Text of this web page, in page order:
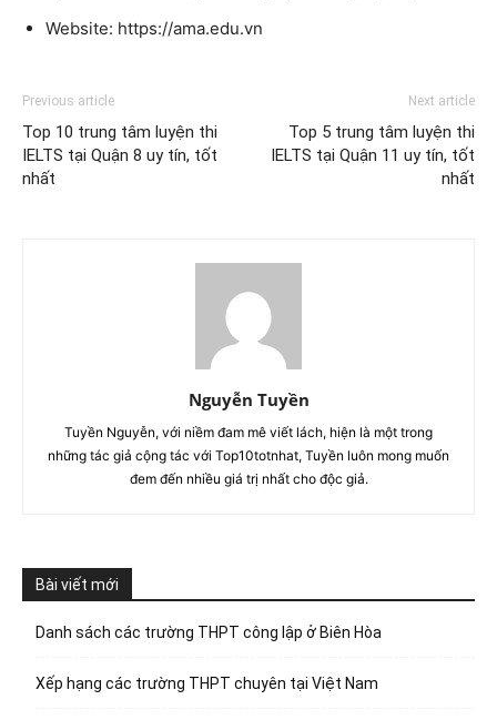
Website: https://ama.edu.vn
Previous article
Top 10 trung tâm luyện thi
IELTS tại Quận 8 uy tín, tốt
nhất
Next article
Top 5 trung tâm luyện thi
IELTS tại Quận 11 uy tín, tốt
nhất
Nguyễn Tuyền
Tuyền Nguyễn, với niềm đam mê viết lách, hiện là một trong
những tác giả cộng tác với Top10totnhat, Tuyền luôn mong muốn
đem đến nhiều giá trị nhất cho độc giả.
Bài viết mới
Danh sách các trường THPT công lập ở Biên Hòa
Xếp hạng các trường THPT chuyên tại Việt Nam